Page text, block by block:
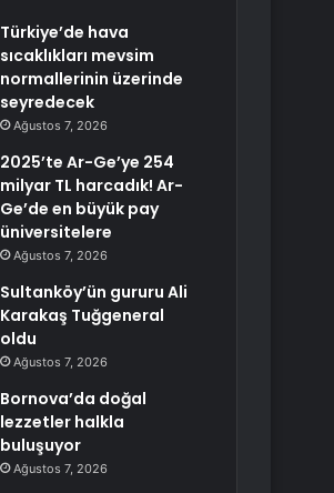
Türkiye’de hava
sıcaklıkları mevsim
normallerinin üzerinde
seyredecek
Ağustos 7, 2026
2025’te Ar-Ge’ye 254
milyar TL harcadık! Ar-
Ge’de en büyük pay
üniversitelere
Ağustos 7, 2026
Sultanköy’ün gururu Ali
Karakaş Tuğgeneral
oldu
Ağustos 7, 2026
Bornova’da doğal
lezzetler halkla
buluşuyor
Ağustos 7, 2026